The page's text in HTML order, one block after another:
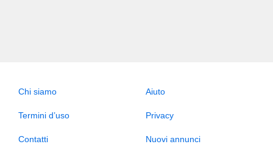
Chi siamo Aiuto
Termini d’uso Privacy
Contatti Nuovi annunci